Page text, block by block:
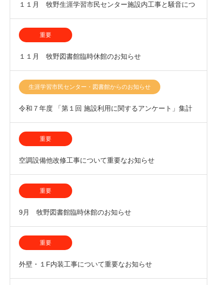
１１月 牧野生涯学習市民センター施設内工事と騒音につ
いて 重要
１１月 牧野図書館臨時休館のお知らせ
生涯学習市民センター・図書館からのお知らせ
令和７年度 「第１回 施設利用に関するアンケート」集計
結果について
重要
空調設備他改修工事について重要なお知らせ
重要
9月 牧野図書館臨時休館のお知らせ
重要
外壁・１F内装工事について重要なお知らせ